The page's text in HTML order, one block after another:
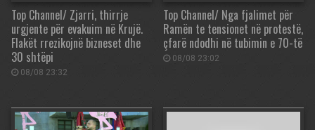
Top Channel/ Zjarri, thirrje
urgjente për evakuim në Krujë.
Flakët rrezikojnë bizneset dhe
30 shtëpi
08/08 23:32
Top Channel/ Nga fjalimet për
Ramën te tensionet në protestë,
çfarë ndodhi në tubimin e 70-të
08/08 23:02